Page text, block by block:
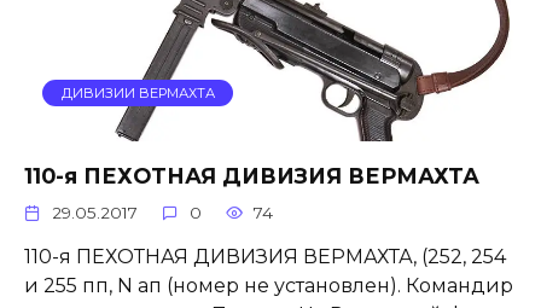
ДИВИЗИИ ВЕРМАХТА
110-я ПЕХОТНАЯ ДИВИЗИЯ ВЕРМАХТА
29.05.2017 0 74
110-я ПЕХОТНАЯ ДИВИЗИЯ ВЕРМАХТА, (252, 254
и 255 пп, N ап (номер не установлен). Командир